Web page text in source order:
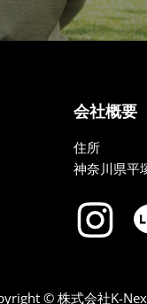
会社概要
住所
神奈川県平
© 株式会社K-